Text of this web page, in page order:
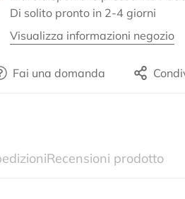
Di solito pronto in 2-4 giorni
Visualizza informazioni negozio
Fai una domanda
Recensioni prodotto
age
or older?